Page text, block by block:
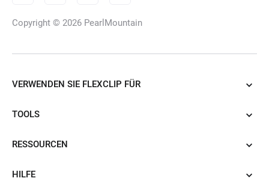
Copyright © 2026 PearlMountain
VERWENDEN SIE FLEXCLIP FÜR
TOOLS
RESSOURCEN
HILFE